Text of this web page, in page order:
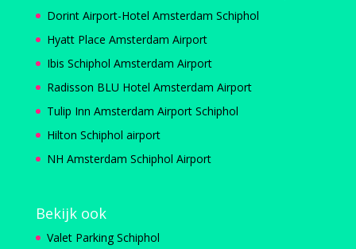
Dorint Airport-Hotel Amsterdam Schiphol
Hyatt Place Amsterdam Airport
Ibis Schiphol Amsterdam Airport
Radisson BLU Hotel Amsterdam Airport
Tulip Inn Amsterdam Airport Schiphol
Hilton Schiphol airport
NH Amsterdam Schiphol Airport
Bekijk ook
Valet Parking Schiphol